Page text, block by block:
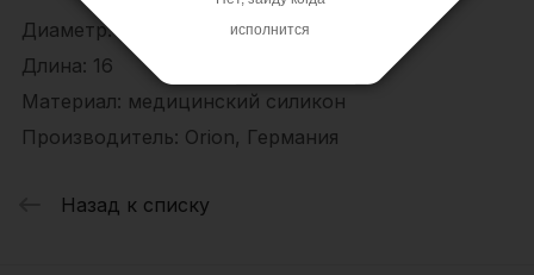
Диаметр: 6,5
Длина: 16
Материал: медицинский силикон
Производитель: Orion, Германия
Назад к списку
исполнится